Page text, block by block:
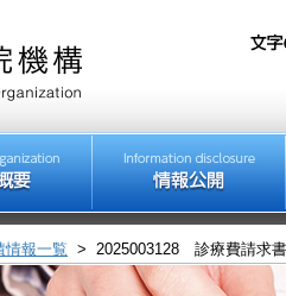
情報一覧 > 2025003128 診療費請求